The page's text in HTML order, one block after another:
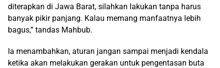
diterapkan di Jawa Barat, silahkan lakukan tanpa harus
banyak pikir panjang. Kalau memang manfaatnya lebih
bagus,” tandas Mahbub.
Ia menambahkan, aturan jangan sampai menjadi kendala
ketika akan melakukan gerakan untuk pengentasan buta